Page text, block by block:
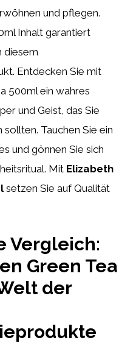
und pflegen.
Inhalt garantiert
diesem
Entdecken Sie mit
500ml ein wahres
und Geist, das Sie
Tauchen Sie ein
und gönnen Sie sich
Mit Elizabeth
setzen Sie auf Qualität
Vergleich:
Green Tea
der